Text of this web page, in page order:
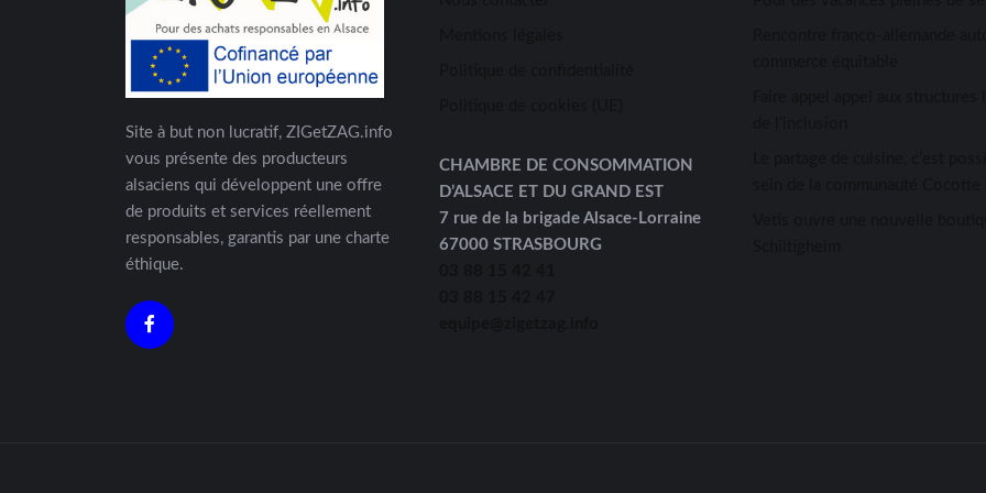
Site à but non lucratif, ZIGetZAG.info
vous présente des producteurs
alsaciens qui développent une offre
de produits et services réellement
responsables, garantis par une charte
éthique.
CHAMBRE DE CONSOMMATION
D’ALSACE ET DU GRAND EST
7 rue de la brigade Alsace-Lorraine
67000 STRASBOURG